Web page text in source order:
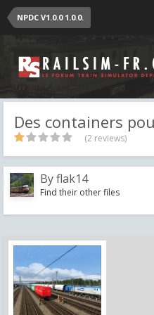
NPDC V1.0.0 1.0.0.
Des containers
(2 reviews)
Byflak14
Find their other files